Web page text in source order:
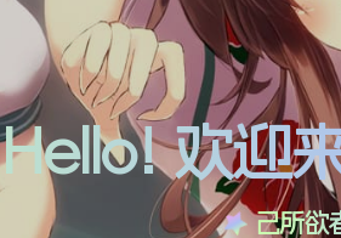
Hello! 欢迎
己所欲